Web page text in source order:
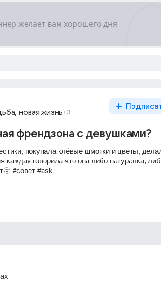
новая жизнь+3
френдзона с девушками?
покупала клёвые шмотки и цветы,
каждая говорила что она либо натуралка,
#совет #ask